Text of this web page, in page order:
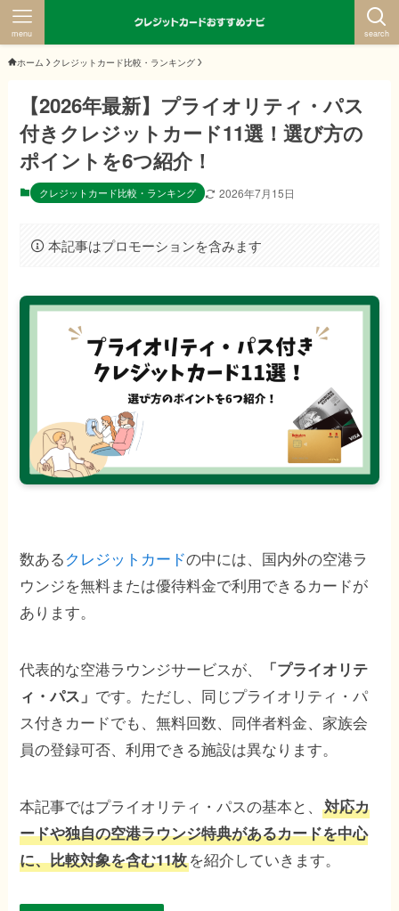
search
menu
ホーム クレジットカード比較・ランキング
【2026年最新】プライオリティ・パス
付きクレジットカード11選！選び方の
ポイントを6つ紹介！
クレジットカード比較・ランキング 2026年7月15日
本記事はプロモーションを含みます
数あるクレジットカードの中には、国内外の空港ラ
ウンジを無料または優待料金で利用できるカードが
あります。
代表的な空港ラウンジサービスが、
「プライオリテ
ィ・パス」 です。ただし、同じプライオリティ・パ
ス付きカードでも、無料回数、同伴者料金、家族会
員の登録可否、利用できる施設は異なります。
本記事ではプライオリティ・パスの基本と、対応カ
ードや独自の空港ラウンジ特典があるカードを中心
に、比較対象を含む11枚を紹介していきます。